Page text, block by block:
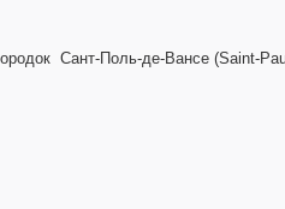
Сант-Поль-де-Вансе (Saint-